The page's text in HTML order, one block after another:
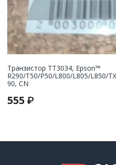
Транзистор TT3034, Epson™
R290/T50/P50/L800/L805/L850/
90, CN
555 ₽